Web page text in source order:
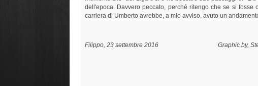
dell'epoca. Davvero peccato, perché ritengo che se si
carriera di Umberto avrebbe, a mio avviso, avuto un
Filippo, 23 settembre 2016 Graphic by,